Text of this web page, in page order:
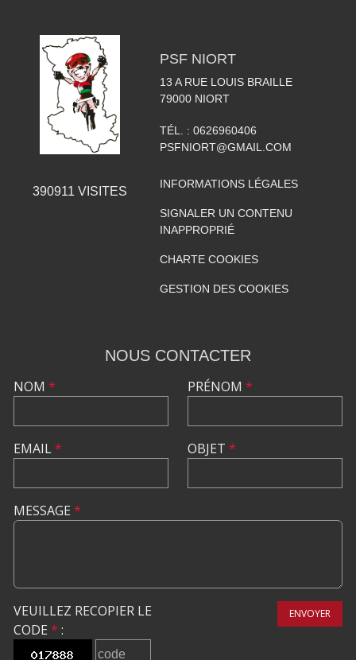
390911 VISITES
PSF NIORT
13 A RUE LOUIS BRAILLE
79000 NIORT
TÉL. : 0626960406
PSFNIORT@GMAIL.COM
INFORMATIONS LÉGALES
SIGNALER UN CONTENU
INAPPROPRIÉ
CHARTE COOKIES
GESTION DES COOKIES
NOUS CONTACTER
NOM *
EMAIL*
PRÉNOM *
OBJET *
MESSAGE *
VEUILLEZ RECOPIER LE
CODE * :
ENVOYER